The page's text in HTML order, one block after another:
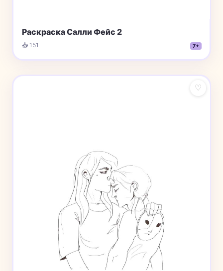
Раскраска Салли Фейс 2
📥 151 7+
♡